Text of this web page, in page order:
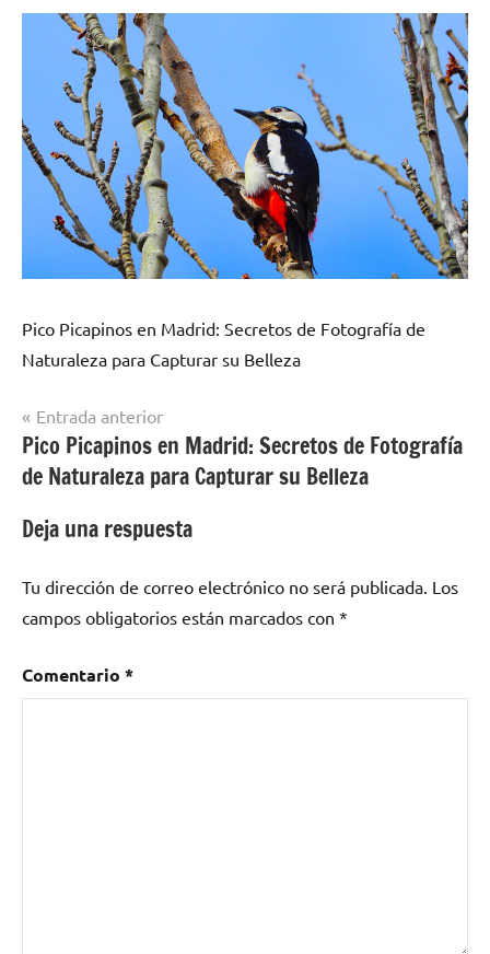
Pico Picapinos en Madrid: Secretos de Fotografía de
Naturaleza para Capturar su Belleza
Navegación
de
entradas
Entrada anterior
Pico Picapinos en Madrid: Secretos de Fotografía
de Naturaleza para Capturar su Belleza
Deja una respuesta
Tu dirección de correo electrónico no será publicada. Los
campos obligatorios están marcados con *
Comentario *